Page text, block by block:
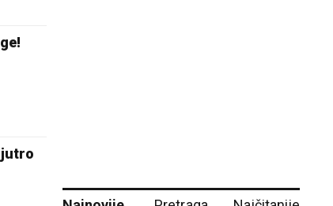
jutro